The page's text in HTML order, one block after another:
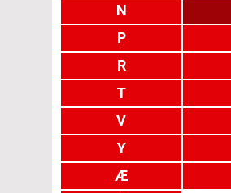
N
P
R
T
V
Y
Æ